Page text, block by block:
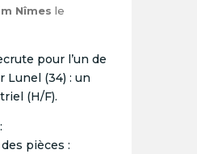
Nîmes le
pour l’un de
Lunel (34) : un
(H/F).
pièces :